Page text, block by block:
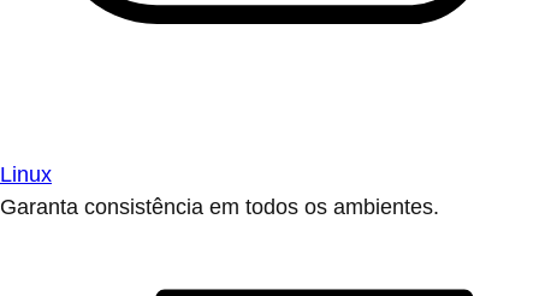
Linux
Garanta consistência em todos os ambientes.